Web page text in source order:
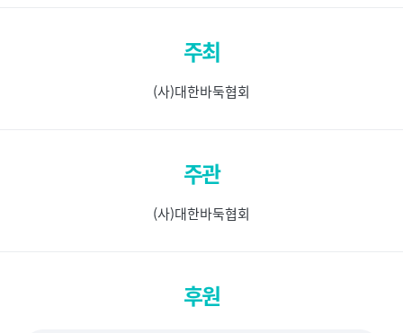
주최
(사)대한바둑협회
주관
(사)대한바둑협회
후원